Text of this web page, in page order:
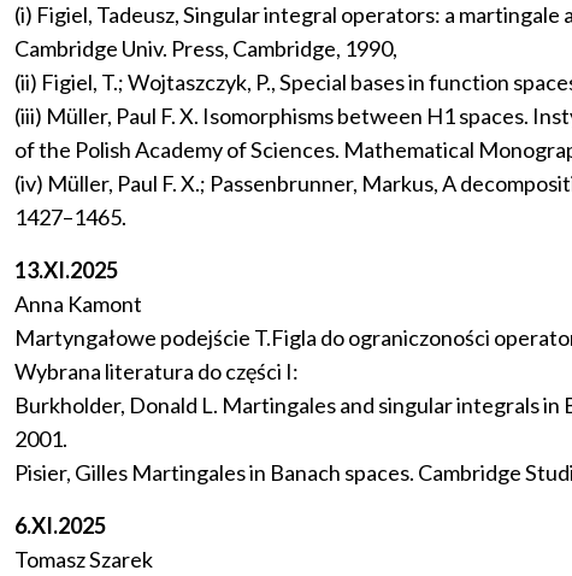
(i) Figiel, Tadeusz, Singular integral operators: a
Cambridge Univ. Press, Cambridge, 1990,
(ii) Figiel, T.; Wojtaszczyk, P., Special bases in function
(iii) Müller, Paul F. X. Isomorphisms between H1 spaces.
of the Polish Academy of Sciences. Mathematical
(iv) Müller, Paul F. X.; Passenbrunner, Markus, A
1427–1465.
13.XI.2025
Anna Kamont
Martyngałowe podejście T.Figla do ograniczoności
Wybrana literatura do części I:
Burkholder, Donald L. Martingales and singular integrals
2001.
Pisier, Gilles Martingales in Banach spaces. Cambridge
6.XI.2025
Tomasz Szarek